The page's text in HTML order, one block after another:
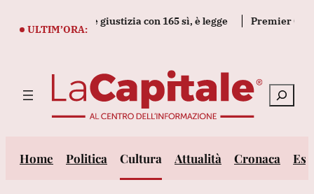
ULTIM’ORA:
decreto legge giustizia con 165 sì, è legge Premier
Cerca
Home Politica Cultura Attualità Cronaca